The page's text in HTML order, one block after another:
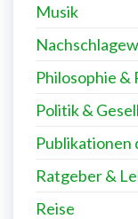
Musik
Philosophie &
Politik &
Ratgeber &
Reise